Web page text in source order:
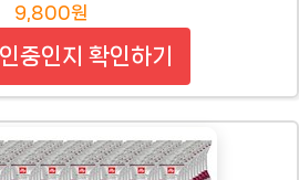
9,800원
중인지 확인하기